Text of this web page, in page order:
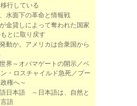
行している
水面下の革命と情報戦
金貸しによって奪われた国家
とに取り戻す
動か。アメリカは合衆国から
界～オバマゲートの開示／ベ
・ロスチャイルド急死／プー
権へ～
日本語 ～日本語は、自然と
語